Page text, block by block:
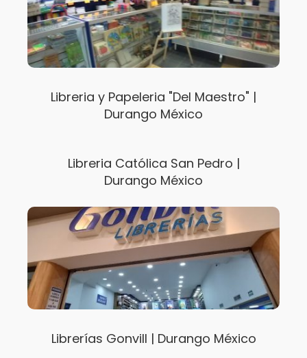
Libreria y Papeleria "Del Maestro" |
Durango México
Libreria Católica San Pedro |
Durango México
Librerías Gonvill | Durango México